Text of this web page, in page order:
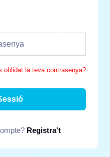
oblidat la teva contrasenya?
Registra't